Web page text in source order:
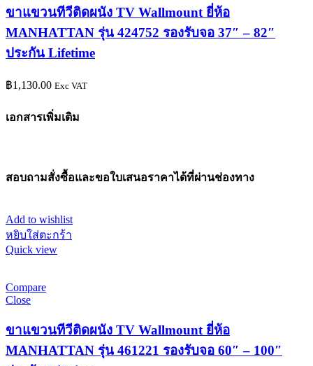
ขาแขวนทีวีติดผนัง TV Wallmount ยี่ห้อ
MANHATTAN รุ่น 424752 รองรับจอ 37″ – 82″
ประกัน Lifetime
฿1,130.00 Exc VAT
เอกสารเพิ่มเติม
สอบถามสั่งซื้อและขอใบเสนอราคาได้ที่ผ่านช่องทาง
Add to wishlist
หยิบใส่ตะกร้า
Quick view
Compare
Close
ขาแขวนทีวีติดผนัง TV Wallmount ยี่ห้อ
MANHATTAN รุ่น 461221 รองรับจอ 60″ – 100″